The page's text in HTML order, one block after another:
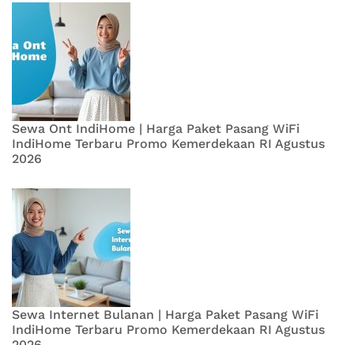
Sewa Ont IndiHome | Harga Paket Pasang WiFi
IndiHome Terbaru Promo Kemerdekaan RI Agustus
2026
Sewa Internet Bulanan | Harga Paket Pasang WiFi
IndiHome Terbaru Promo Kemerdekaan RI Agustus